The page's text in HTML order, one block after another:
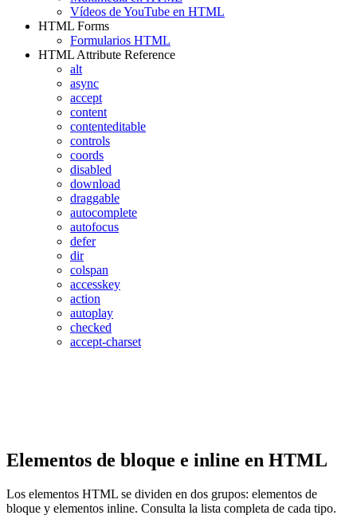
Vídeos de YouTube en HTML
HTML Forms
Formularios HTML
HTML Attribute Reference
alt
async
accept
content
contenteditable
controls
coords
disabled
download
draggable
autocomplete
autofocus
defer
dir
colspan
accesskey
action
autoplay
checked
accept-charset
Elementos de bloque e inline en HTML
Los elementos HTML se dividen en dos grupos: elementos de
bloque y elementos inline. Consulta la lista completa de cada tipo.